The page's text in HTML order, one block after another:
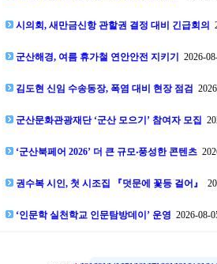
시의회, 새만금신항 관할권 결정 대비 긴급회의
군산해경, 여름 휴가철 연안안전 지키기 2026-
김도현 신임 수송동장, 폭염 대비 현장 점검
군산문화관광재단 ‘군산 모으기’ 참여자 모집
‘군산북페어 2026’ 더 큰 규모‧풍성한 콘텐츠
권수복 시인, 첫 시조집 『덧문에 꽃등 걸어』
‘인문학 실천학교 인문탐방데이’ 운영 2026-08-